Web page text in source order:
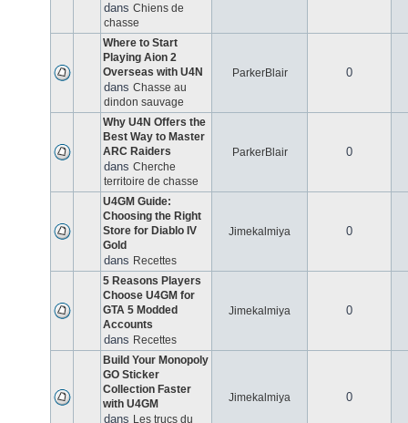
dans Chiens de
chasse
Where to Start
Playing Aion 2
Overseas with U4N
dans Chasse au
dindon sauvage
ParkerBlair 0
Why U4N Offers the
Best Way to Master
ARC Raiders
dans Cherche
territoire de chasse
ParkerBlair 0
U4GM Guide:
Choosing the Right
Store for Diablo IV
Gold
dans Recettes
Jimekalmiya 0
5 Reasons Players
Choose U4GM for
GTA 5 Modded
Accounts
dans Recettes
Jimekalmiya 0
Build Your Monopoly
GO Sticker
Collection Faster
with U4GM
dans Les trucs du
Jimekalmiya 0